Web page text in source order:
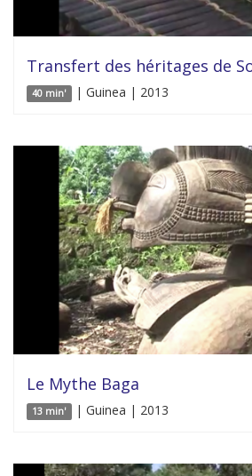
Transfert des héritages de
40 min' | Guinea | 2013
Le Mythe Baga
13 min' | Guinea | 2013